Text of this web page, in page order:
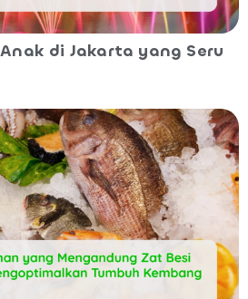
di Jakarta yang Seru